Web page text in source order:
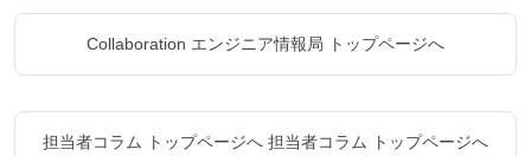
Collaboration エンジニア情報局 トップページへ
担当者コラム トップページへ 担当者コラム トップページへ